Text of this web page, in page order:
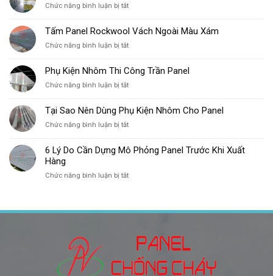
Chức năng bình luận bị tắtở
Liệu
Làm
Nhà
Chế
Biến
Sầu
Tấm Panel Rockwool Vách Ngoài Màu Xám
Chức năng bình luận bị tắtở
Panel
Rockwool
Vách
Màu
Xám
Phụ Kiện Nhôm Thi Công Trần Panel
Chức năng bình luận bị tắtở
Kiện
Nhôm
Thi
Trần
Tại Sao Nên Dùng Phụ Kiện Nhôm Cho Panel
Chức năng bình luận bị tắtở
Sao
Nên
Phụ
6 Lý Do Cần Dựng Mô Phỏng Panel Trước Khi Xuất
Hàng
Chức năng bình luận bị tắtở
Mô
Phỏng
Panel
Trước